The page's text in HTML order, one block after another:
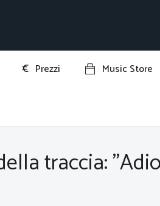
€ Prezzi Music Store
traccia: